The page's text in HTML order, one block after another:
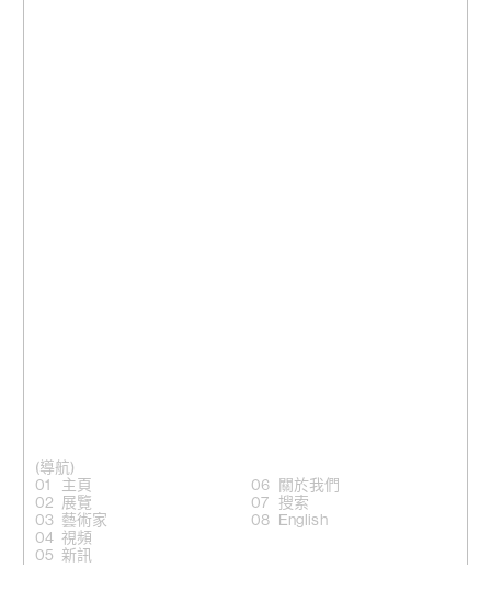
(導航)
主頁
展覽
藝術家
視頻
新訊
關於我們
搜索
English